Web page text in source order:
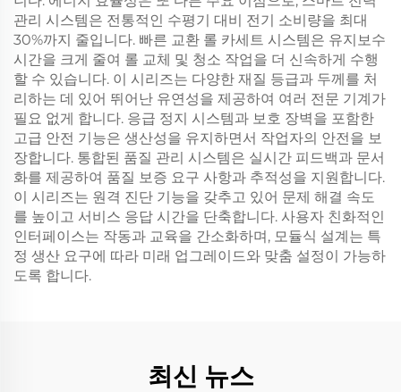
관리 시스템은 전통적인 수평기 대비 전기 소비량을 최대
30%까지 줄입니다. 빠른 교환 롤 카세트 시스템은 유지보수
시간을 크게 줄여 롤 교체 및 청소 작업을 더 신속하게 수행
할 수 있습니다. 이 시리즈는 다양한 재질 등급과 두께를 처
리하는 데 있어 뛰어난 유연성을 제공하여 여러 전문 기계가
필요 없게 합니다. 응급 정지 시스템과 보호 장벽을 포함한
고급 안전 기능은 생산성을 유지하면서 작업자의 안전을 보
장합니다. 통합된 품질 관리 시스템은 실시간 피드백과 문서
화를 제공하여 품질 보증 요구 사항과 추적성을 지원합니다.
이 시리즈는 원격 진단 기능을 갖추고 있어 문제 해결 속도
를 높이고 서비스 응답 시간을 단축합니다. 사용자 친화적인
인터페이스는 작동과 교육을 간소화하며, 모듈식 설계는 특
정 생산 요구에 따라 미래 업그레이드와 맞춤 설정이 가능하
도록 합니다.
최신 뉴스